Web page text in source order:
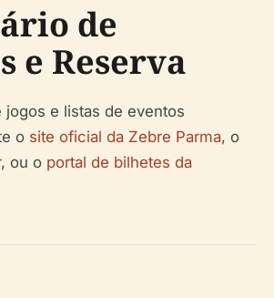
de
e Reserva
jogos e listas de eventos
o site oficial da Zebre Parma, o
, ou o portal de bilhetes da